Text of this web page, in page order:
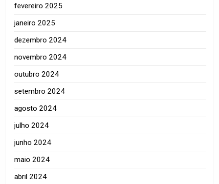
fevereiro 2025
janeiro 2025
dezembro 2024
novembro 2024
outubro 2024
setembro 2024
agosto 2024
julho 2024
junho 2024
maio 2024
abril 2024